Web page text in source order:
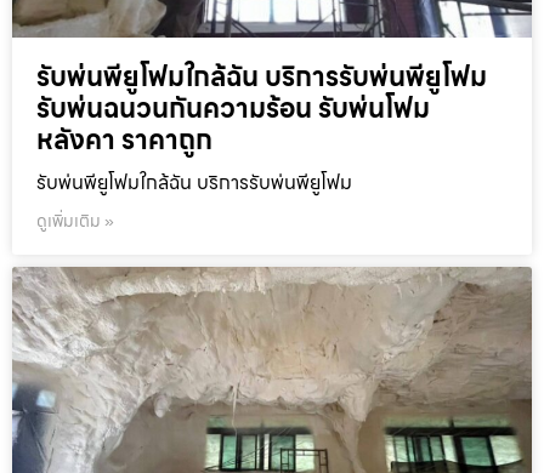
รับพ่นพียูโฟมใกล้ฉัน บริการรับพ่นพียูโฟม
รับพ่นฉนวนกันความร้อน รับพ่นโฟม
หลังคา ราคาถูก
รับพ่นพียูโฟมใกล้ฉัน บริการรับพ่นพียูโฟม
ดูเพิ่มเติม »